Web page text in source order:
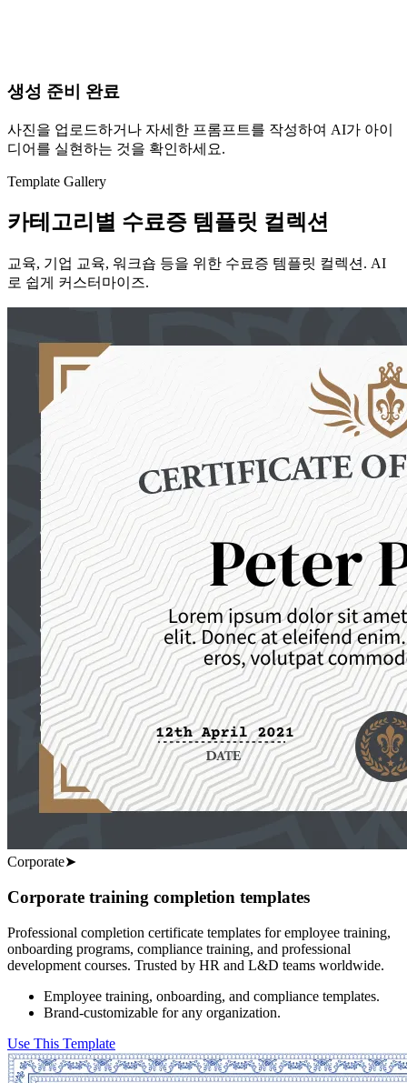
생성 준비 완료
사진을 업로드하거나 자세한 프롬프트를 작성하여 AI가 아이
디어를 실현하는 것을 확인하세요.
Template Gallery
카테고리별 수료증 템플릿 컬렉션
교육, 기업 교육, 워크숍 등을 위한 수료증 템플릿 컬렉션. AI
로 쉽게 커스터마이즈.
Corporate➤
Corporate training completion templates
Professional completion certificate templates for employee training,
onboarding programs, compliance training, and professional
development courses. Trusted by HR and L&D teams worldwide.
Employee training, onboarding, and compliance templates.
Brand-customizable for any organization.
Use This Template